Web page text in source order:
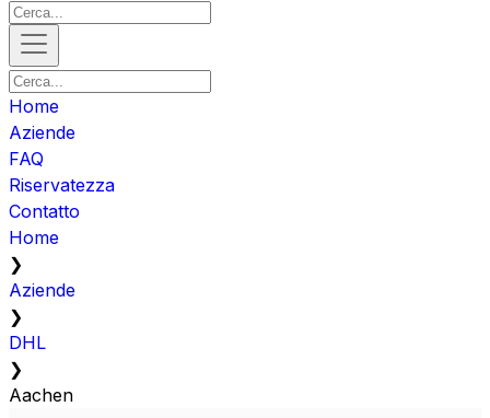
Home
Aziende
FAQ
Riservatezza
Contatto
Home
❯
Aziende
❯
DHL
❯
Aachen